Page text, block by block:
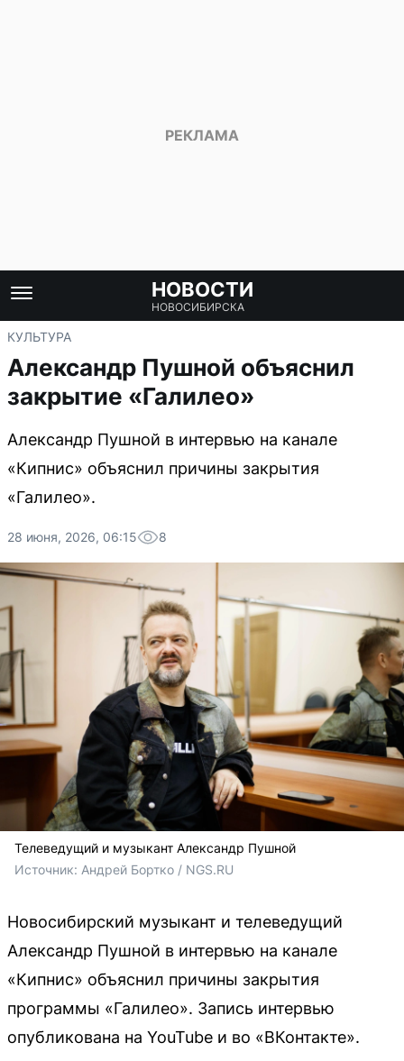
НОВОСТИ
НОВОСИБИРСКА
КУЛЬТУРА
Александр Пушной объяснил
закрытие «Галилео»
Александр Пушной в интервью на канале
«Кипнис» объяснил причины закрытия
«Галилео».
28 июня, 2026, 06:15 8
Телеведущий и музыкант Александр Пушной
Источник: Андрей Бортко / NGS.RU
Новосибирский музыкант и телеведущий
Александр Пушной в интервью на канале
«Кипнис» объяснил причины закрытия
программы «Галилео». Запись интервью
опубликована на YouTube и во «ВКонтакте».